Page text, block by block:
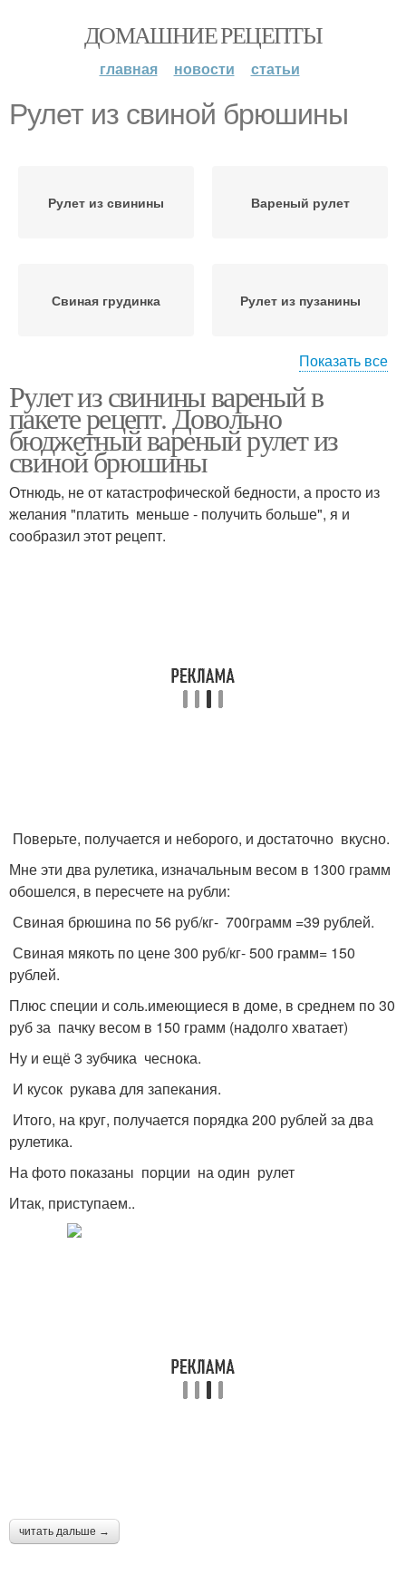
ДОМАШНИЕ РЕЦЕПТЫ
главная новости статьи
Рулет из свиной брюшины
Рулет из свинины Вареный рулет
Свиная грудинка Рулет из пузанины
Рулет из сала Фаршированный рулет
Рулет в пакете Свиной рулет
Показать все
Рулет из свинины вареный в
пакете рецепт. Довольно
бюджетный вареный рулет из
свиной брюшины
Отнюдь, не от катастрофической бедности, а просто из
желания "платить меньше - получить больше", я и
сообразил этот рецепт.
Поверьте, получается и неборого, и достаточно вкусно.
Мне эти два рулетика, изначальным весом в 1300 грамм
обошелся, в пересчете на рубли:
Свиная брюшина по 56 руб/кг- 700грамм =39 рублей.
Свиная мякоть по цене 300 руб/кг- 500 грамм= 150
рублей.
Плюс специи и соль.имеющиеся в доме, в среднем по 30
руб за пачку весом в 150 грамм (надолго хватает)
Ну и ещё 3 зубчика чеснока.
И кусок рукава для запекания.
Итого, на круг, получается порядка 200 рублей за два
рулетика.
На фото показаны порции на один рулет
Итак, приступаем..
читать дальше →